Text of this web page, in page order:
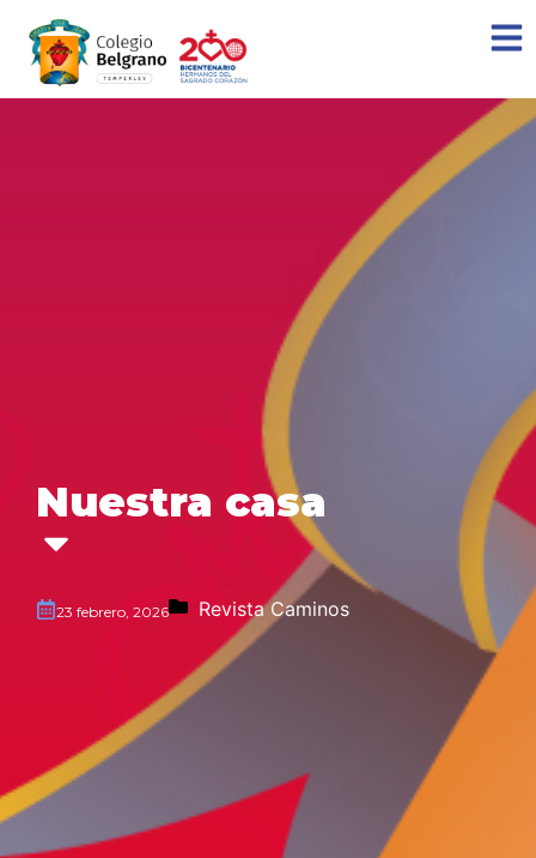
Nuestra casa
23 febrero, 2026 Revista Caminos